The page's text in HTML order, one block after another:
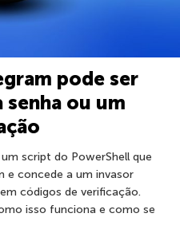
pode ser
senha ou um
script do PowerShell que
e concede a um invasor
códigos de verificação.
isso funciona e como se